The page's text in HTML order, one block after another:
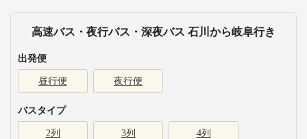
高速バス・夜行バス・深夜バス 石川から岐阜行き
出発便
昼行便 夜行便
バスタイプ
2列 3列 4列